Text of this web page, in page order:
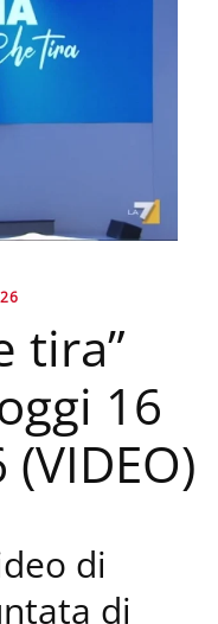
tira”
16
di
di